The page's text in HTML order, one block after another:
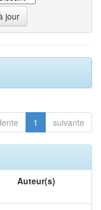
1 suivante
Auteur(s)